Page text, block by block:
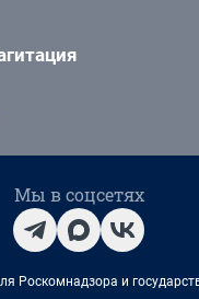
Мы в соцсетях
Роскомнадзора и